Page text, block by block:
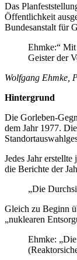
Das
Öffentlichkeit
Bundesanstalt für
Ehmke:“
Geister der
Wolfgang Ehmke,
Hintergrund
Die Gorleben-
dem Jahr 1977.
Jedes Jahr
die Berichte der
„Die
Gleich zu Beginn
„nuklearen
Ehmke: